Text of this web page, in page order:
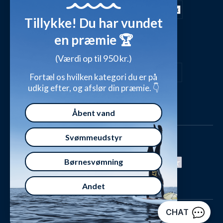
Shop outfits fra kunder
Inspirationsunivers
Giv et gavekort
FAQ - Mest stillede spørgsmål
Presse
Waterylife - Guides fra eksperter (Blog)
Handelsbetingelser
Sikker betaling med
Watery ApS - Norgesvej 5, 8700 Horsens, Danmark
Tillykke! Du har vundet
en præmie 🏆
(Værdi op til 950 kr.)
Fortæl os hvilken kategori du er på
udkig efter, og afslør din præmie. 👇
Åbent vand
Svømmeudstyr
Børnesvømning
Andet